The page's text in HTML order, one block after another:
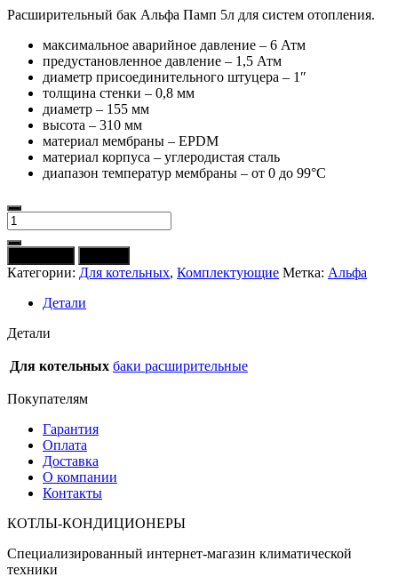
Расширительный бак Альфа Памп 5л для систем отопления.
максимальное аварийное давление – 6 Атм
предустановленное давление – 1,5 Атм
диаметр присоединительного штуцера – 1″
толщина стенки – 0,8 мм
диаметр – 155 мм
высота – 310 мм
материал мембраны – EPDM
материал корпуса – углеродистая сталь
диапазон температур мембраны – от 0 до 99°C
Количество
товара
Бак
расширительный
ALPHA
(цилиндр,
=
155
мм)
Категории: Для котельных, Комплектующие Метка: Альфа
Детали
Детали
Для котельных баки расширительные
Покупателям
Гарантия
Оплата
Доставка
О компании
Контакты
КОТЛЫ-КОНДИЦИОНЕРЫ
Специализированный интернет-магазин климатической
техники